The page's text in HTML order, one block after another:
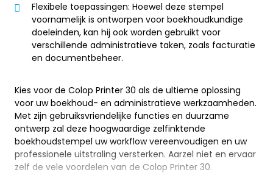
Flexibele toepassingen: Hoewel deze stempel
voornamelijk is ontworpen voor boekhoudkundige
doeleinden, kan hij ook worden gebruikt voor
verschillende administratieve taken, zoals facturatie
en documentbeheer.
Kies voor de Colop Printer 30 als de ultieme oplossing
voor uw boekhoud- en administratieve werkzaamheden.
Met zijn gebruiksvriendelijke functies en duurzame
ontwerp zal deze hoogwaardige zelfinktende
boekhoudstempel uw workflow vereenvoudigen en uw
professionele uitstraling versterken. Aarzel niet en ervaar
zelf de vele voordelen van de Colop Printer 30.